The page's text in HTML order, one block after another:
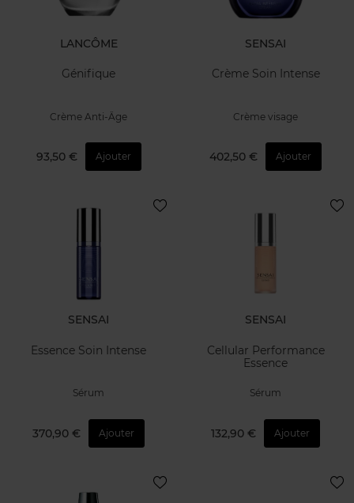
LANCÔME
Génifique
Crème Anti-Âge
93,50 € Ajouter
SENSAI
Crème Soin Intense
Crème visage
402,50 € Ajouter
SENSAI
Essence Soin Intense
Sérum
370,90 € Ajouter
SENSAI
Cellular Performance
Essence
Sérum
132,90 € Ajouter